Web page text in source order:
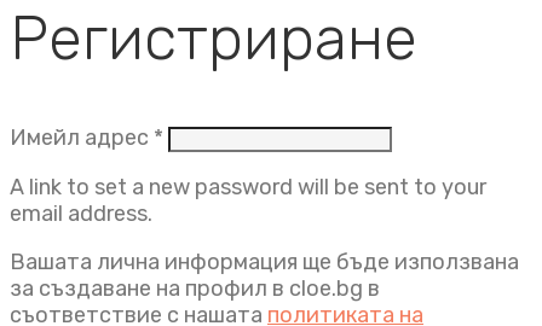
Регистриране
Имейл адрес * Задължително
A link to set a new password will be sent to your
email address.
Вашата лична информация ще бъде използвана
за създаване на профил в cloe.bg в
съответствие с нашата политиката на